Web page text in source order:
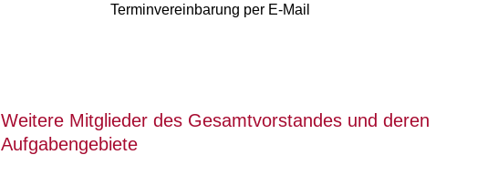
Terminvereinbarung per E-Mail
Weitere Mitglieder des Gesamtvorstandes und deren
Aufgabengebiete